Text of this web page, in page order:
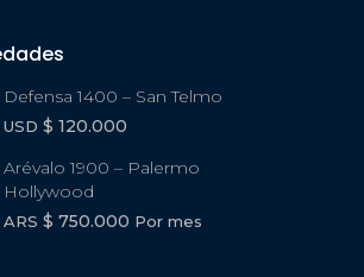
Defensa 1400 – San Telmo
USD $ 120.000
Arévalo 1900 – Palermo
Hollywood
ARS $ 750.000 Por mes